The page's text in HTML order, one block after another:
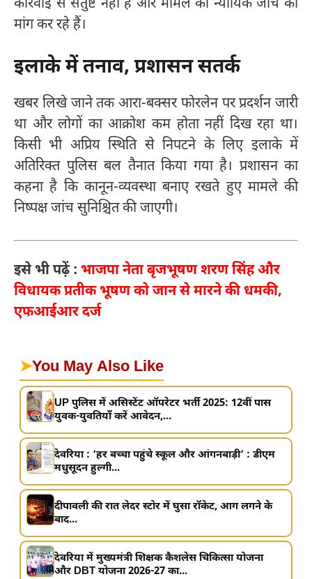
कार्रवाई से संतुष्ट नहीं हैं और मामले की न्यायिक जांच की
मांग कर रहे हैं।
इलाके में तनाव, प्रशासन सतर्क
खबर लिखे जाने तक आरा-बक्सर फोरलेन पर प्रदर्शन जारी
था और लोगों का आक्रोश कम होता नहीं दिख रहा था।
किसी भी अप्रिय स्थिति से निपटने के लिए इलाके में
अतिरिक्त पुलिस बल तैनात किया गया है। प्रशासन का
कहना है कि कानून-व्यवस्था बनाए रखते हुए मामले की
निष्पक्ष जांच सुनिश्चित की जाएगी।
इसे भी पढ़ें : भाजपा नेता बृजभूषण शरण सिंह और
विधायक प्रतीक भूषण को जान से मारने की धमकी,
एफआईआर दर्ज
➤You May Also Like
UP पुलिस में असिस्टेंट ऑपरेटर भर्ती 2025: 12वीं पास
युवक-युवतियाँ करें आवेदन,...
देवरिया : ‘हर बच्चा पहुंचे स्कूल और आंगनबाड़ी’ : डीएम
मधुसूदन हुल्गी...
दीपावली की रात लेदर स्टोर में घुसा रॉकेट, आग लगने के
बाद...
देवरिया में मुख्यमंत्री शिक्षक कैशलेस चिकित्सा योजना
और DBT योजना 2026-27 का...